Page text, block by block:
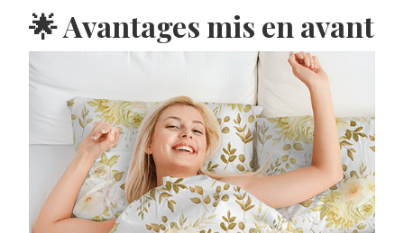
🌟 Avantages mis en avant